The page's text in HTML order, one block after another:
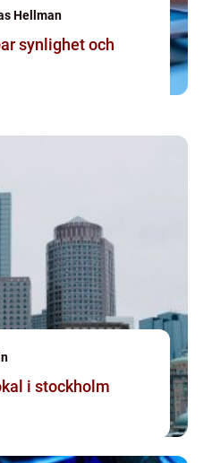
Hellman
synlighet och
i stockholm